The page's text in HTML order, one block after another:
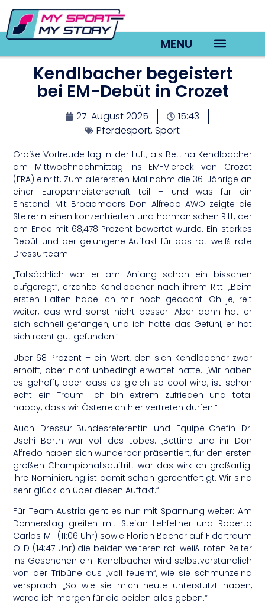
MENU
Kendlbacher begeistert
bei EM-Debüt in Crozet
27. August 2025
15:43
Pferdesport,Sport
Große Vorfreude lag in der Luft, als Bettina Kendlbacher
am Mittwochnachmittag ins EM-Viereck von Crozet
(FRA) einritt. Zum allerersten Mal nahm die 36-Jährige an
einer Europameisterschaft teil – und was für ein
Einstand! Mit Broadmoars Don Alfredo AWÖ zeigte die
Steirerin einen konzentrierten und harmonischen Ritt, der
am Ende mit 68,478 Prozent bewertet wurde. Ein starkes
Debüt und der gelungene Auftakt für das rot-weiß-rote
Dressurteam.
„Tatsächlich war er am Anfang schon ein bisschen
aufgeregt“, erzählte Kendlbacher nach ihrem Ritt. „Beim
ersten Halten habe ich mir noch gedacht: Oh je, reit
weiter, das wird sonst nicht besser. Aber dann hat er
sich schnell gefangen, und ich hatte das Gefühl, er hat
sich recht gut gefunden.“
Über 68 Prozent – ein Wert, den sich Kendlbacher zwar
erhofft, aber nicht unbedingt erwartet hatte. „Wir haben
es gehofft, aber dass es gleich so cool wird, ist schon
echt ein Traum. Ich bin extrem zufrieden und total
happy, dass wir Österreich hier vertreten dürfen.“
Auch Dressur-Bundesreferentin und Equipe-Chefin Dr.
Uschi Barth war voll des Lobes: „Bettina und ihr Don
Alfredo haben sich wunderbar präsentiert, für den ersten
großen Championatsauftritt war das wirklich großartig.
Ihre Nominierung ist damit schon gerechtfertigt. Wir sind
sehr glücklich über diesen Auftakt.“
Für Team Austria geht es nun mit Spannung weiter: Am
Donnerstag greifen mit Stefan Lehfellner und Roberto
Carlos MT (11:06 Uhr) sowie Florian Bacher auf Fidertraum
OLD (14:47 Uhr) die beiden weiteren rot-weiß-roten Reiter
ins Geschehen ein. Kendlbacher wird selbstverständlich
von der Tribüne aus „voll feuern“, wie sie schmunzelnd
versprach: „So wie sie mich heute unterstützt haben,
werde ich morgen für die beiden alles geben.“